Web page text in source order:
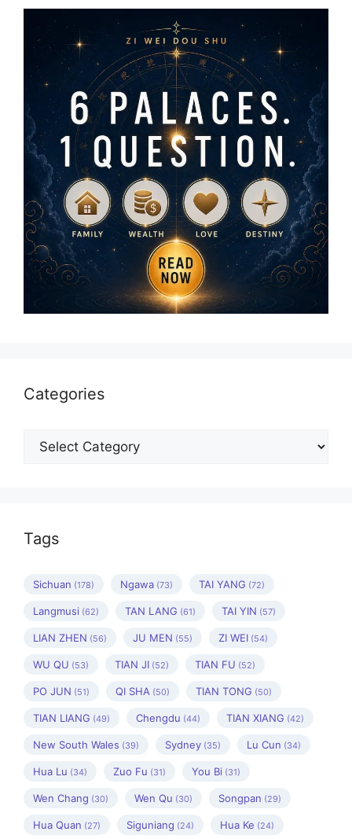
Categories
Categories
Tags
Sichuan (178) Ngawa (73) TAI YANG (72)
Langmusi (62) TAN LANG (61) TAI YIN (57)
LIAN ZHEN (56) JU MEN (55) ZI WEI (54)
WU QU (53) TIAN JI (52) TIAN FU (52)
PO JUN (51) QI SHA (50) TIAN TONG (50)
TIAN LIANG (49) Chengdu (44) TIAN XIANG (42)
New South Wales (39) Sydney (35) Lu Cun (34)
Hua Lu (34) Zuo Fu (31) You Bi (31)
Wen Chang (30) Wen Qu (30) Songpan (29)
Hua Quan (27) Siguniang (24) Hua Ke (24)